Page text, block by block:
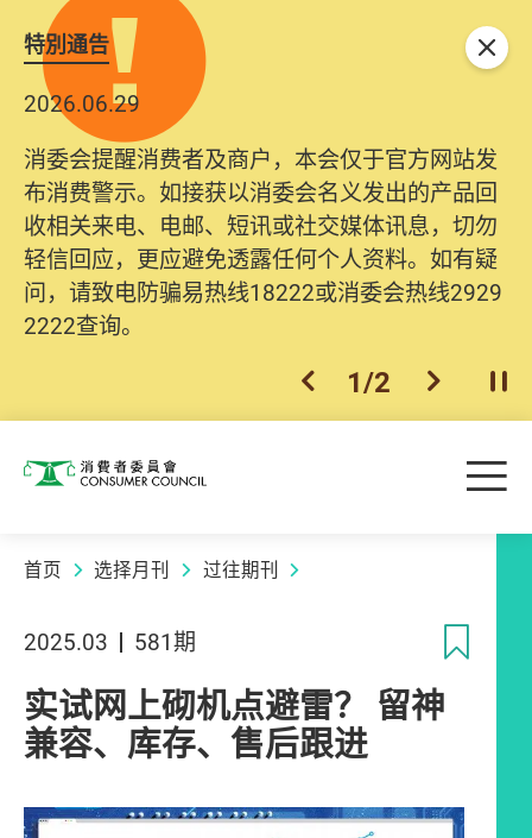
特別通告
2026.06.29
消委会提醒消费者及商户，本会仅于官方网站发
布消费警示。如接获以消委会名义发出的产品回
收相关来电、电邮、短讯或社交媒体讯息，切勿
轻信回应，更应避免透露任何个人资料。如有疑
问，请致电防骗易热线18222或消委会热线2929
2222查询。
上一个
1/2 下一个开
关闭
消费者委员会 目
首页 选择月刊 过往期刊
2025.03 581期
实试网上砌机点避雷？ 留神
兼容、库存、售后跟进